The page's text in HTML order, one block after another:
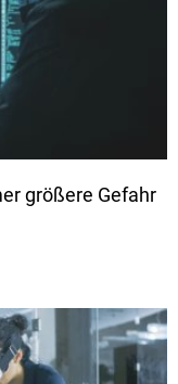
größere Gefahr